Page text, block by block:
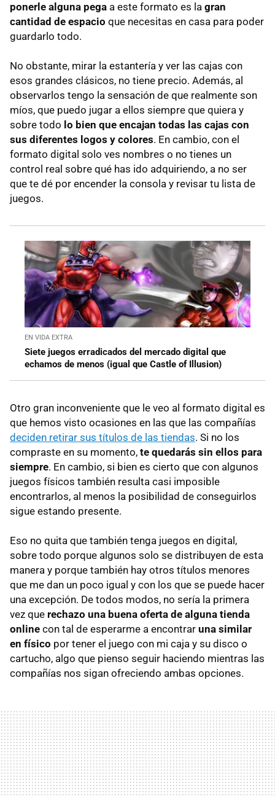
ponerle alguna pega a este formato es la gran
cantidad de espacio que necesitas en casa para poder
guardarlo todo.
No obstante, mirar la estantería y ver las cajas con
esos grandes clásicos, no tiene precio. Además, al
observarlos tengo la sensación de que realmente son
míos, que puedo jugar a ellos siempre que quiera y
sobre todo lo bien que encajan todas las cajas con
sus diferentes logos y colores. En cambio, con el
formato digital solo ves nombres o no tienes un
control real sobre qué has ido adquiriendo, a no ser
que te dé por encender la consola y revisar tu lista de
juegos.
EN VIDA EXTRA
Siete juegos erradicados del mercado digital que
echamos de menos (igual que Castle of Illusion)
Otro gran inconveniente que le veo al formato digital es
que hemos visto ocasiones en las que las compañías
deciden retirar sus títulos de las tiendas. Si no los
compraste en su momento, te quedarás sin ellos para
siempre. En cambio, si bien es cierto que con algunos
juegos físicos también resulta casi imposible
encontrarlos, al menos la posibilidad de conseguirlos
sigue estando presente.
Eso no quita que también tenga juegos en digital,
sobre todo porque algunos solo se distribuyen de esta
manera y porque también hay otros títulos menores
que me dan un poco igual y con los que se puede hacer
una excepción. De todos modos, no sería la primera
vez que rechazo una buena oferta de alguna tienda
online con tal de esperarme a encontrar una similar
en físico por tener el juego con mi caja y su disco o
cartucho, algo que pienso seguir haciendo mientras las
compañías nos sigan ofreciendo ambas opciones.